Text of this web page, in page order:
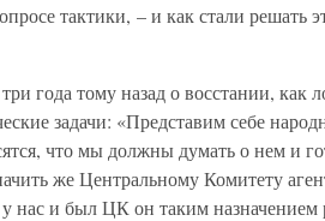
тактики, – и как стали решать
года тому назад о восстании,
задачи: «Представим себе
что мы должны думать о нем и
же Центральному Комитету
нас и был ЦК он таким назначением